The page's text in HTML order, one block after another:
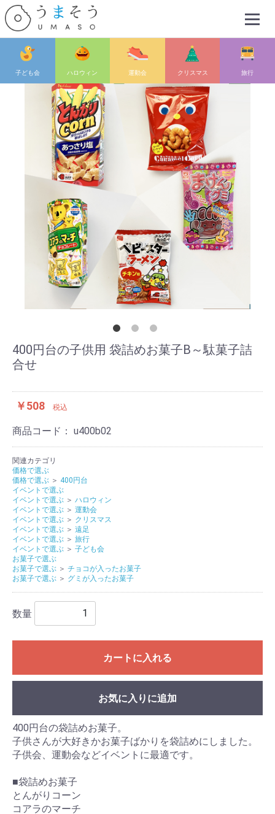
Menu
子ども会 ハロウィン 運動会 クリスマス 旅行
400円台の子供用 袋詰めお菓子B～駄菓子詰
合せ
￥508 税込
商品コード： u400b02
関連カテゴリ
価格で選ぶ
価格で選ぶ ＞ 400円台
イベントで選ぶ
イベントで選ぶ ＞ ハロウィン
イベントで選ぶ ＞ 運動会
イベントで選ぶ ＞ クリスマス
イベントで選ぶ ＞ 遠足
イベントで選ぶ ＞ 旅行
イベントで選ぶ ＞ 子ども会
お菓子で選ぶ
お菓子で選ぶ ＞ チョコが入ったお菓子
お菓子で選ぶ ＞ グミが入ったお菓子
数量
カートに入れる
お気に入りに追加
400円台の袋詰めお菓子。
子供さんが大好きかお菓子ばかりを袋詰めにしました。
子供会、運動会などイベントに最適です。
■袋詰めお菓子
とんがりコーン
コアラのマーチ